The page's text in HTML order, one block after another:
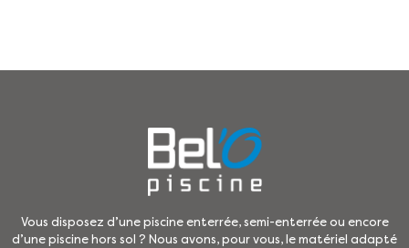
Vous disposez d’une piscine enterrée, semi-enterrée ou encore
d’une piscine hors sol ? Nous avons, pour vous, le matériel adapté